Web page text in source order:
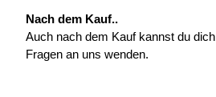
Nach dem Kauf..
Auch nach dem Kauf kannst du
Fragen an uns wenden.